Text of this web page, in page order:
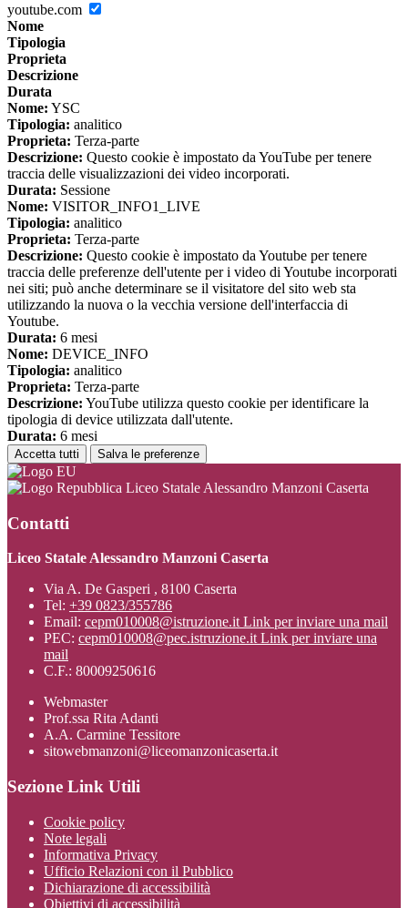
youtube.com
Nome
Tipologia
Proprieta
Descrizione
Durata
Nome: YSC
Tipologia: analitico
Proprieta: Terza-parte
Descrizione: Questo cookie è impostato da YouTube per tenere
traccia delle visualizzazioni dei video incorporati.
Durata: Sessione
Nome: VISITOR_INFO1_LIVE
Tipologia: analitico
Proprieta: Terza-parte
Descrizione: Questo cookie è impostato da Youtube per tenere
traccia delle preferenze dell'utente per i video di Youtube incorporati
nei siti; può anche determinare se il visitatore del sito web sta
utilizzando la nuova o la vecchia versione dell'interfaccia di
Youtube.
Durata: 6 mesi
Nome: DEVICE_INFO
Tipologia: analitico
Proprieta: Terza-parte
Descrizione: YouTube utilizza questo cookie per identificare la
tipologia di device utilizzata dall'utente.
Durata: 6 mesi
Accetta tutti Salva le preferenze
Liceo Statale Alessandro Manzoni Caserta
Contatti
Liceo Statale Alessandro Manzoni Caserta
Via A. De Gasperi , 8100 Caserta
Tel: +39 0823/355786
Email: cepm010008@istruzione.itLink per inviare una mail
PEC: cepm010008@pec.istruzione.itLink per inviare una
mail
C.F.: 80009250616
Webmaster
Prof.ssa Rita Adanti
A.A. Carmine Tessitore
sitowebmanzoni@liceomanzonicaserta.it
Sezione Link Utili
Cookie policy
Note legali
Informativa Privacy
Ufficio Relazioni con il Pubblico
Dichiarazione di accessibilità
Obiettivi di accessibilità